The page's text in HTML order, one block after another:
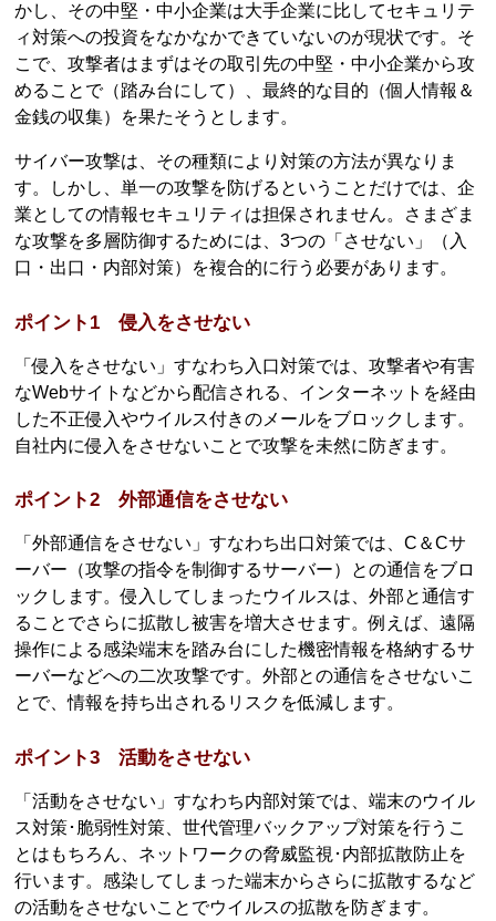
かし、その中堅・中小企業は大手企業に比してセキュリテ
ィ対策への投資をなかなかできていないのが現状です。そ
こで、攻撃者はまずはその取引先の中堅・中小企業から攻
めることで（踏み台にして）、最終的な目的（個人情報＆
金銭の収集）を果たそうとします。
サイバー攻撃は、その種類により対策の方法が異なりま
す。しかし、単一の攻撃を防げるということだけでは、企
業としての情報セキュリティは担保されません。さまざま
な攻撃を多層防御するためには、3つの「させない」（入
口・出口・内部対策）を複合的に行う必要があります。
ポイント1 侵入をさせない
「侵入をさせない」すなわち入口対策では、攻撃者や有害
なWebサイトなどから配信される、インターネットを経由
した不正侵入やウイルス付きのメールをブロックします。
自社内に侵入をさせないことで攻撃を未然に防ぎます。
ポイント2 外部通信をさせない
「外部通信をさせない」すなわち出口対策では、C＆Cサ
ーバー（攻撃の指令を制御するサーバー）との通信をブロ
ックします。侵入してしまったウイルスは、外部と通信す
ることでさらに拡散し被害を増大させます。例えば、遠隔
操作による感染端末を踏み台にした機密情報を格納するサ
ーバーなどへの二次攻撃です。外部との通信をさせないこ
とで、情報を持ち出されるリスクを低減します。
ポイント3 活動をさせない
「活動をさせない」すなわち内部対策では、端末のウイル
ス対策･脆弱性対策、世代管理バックアップ対策を行うこ
とはもちろん、ネットワークの脅威監視･内部拡散防止を
行います。感染してしまった端末からさらに拡散するなど
の活動をさせないことでウイルスの拡散を防ぎます。